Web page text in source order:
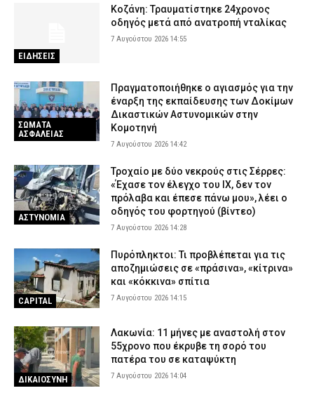
Λακωνία: Σήμερα η απολογία του 55χρονου που έκρυβε τη σορό
του πατέρα του σε καταψύκτη
ΔΙΚΑΙΟΣΥΝΗ
Κίνηση τώρα: Μεγάλες καθυστερήσεις γύρω από το λιμάνι του
Πειραιά (χάρτης)
ΕΙΔΗΣΕΙΣ 7 Αυγούστου 2026 08:37
Πυροσβέστες: «Άμεση άρση της αναστολής των αδειών και
πλήρη αποζημίωση των συναδέλφων που υπέστησαν οικονομική
ζημία»
ΣΩΜΑΤΑ ΑΣΦΑΛΕΙΑΣ 7 Αυγούστου 2026 08:24
Δύο συλλήψεις για τις φωτιές σε Σκύρο και Λακωνία –
Προκλήθηκαν από γεννήτρια και ψησταριά
ΕΙΔΗΣΕΙΣ
Κοζάνη: Τραυματίστηκε 24χρονος
οδηγός μετά από ανατροπή νταλίκας
7 Αυγούστου 2026 14:55
ΣΩΜΑΤΑ
ΑΣΦΑΛΕΙΑΣ
Πραγματοποιήθηκε ο αγιασμός για την
έναρξη της εκπαίδευσης των Δοκίμων
Δικαστικών Αστυνομικών στην
Κομοτηνή
7 Αυγούστου 2026 14:42
ΑΣΤΥΝΟΜΙΑ
Τροχαίο με δύο νεκρούς στις Σέρρες:
«Έχασε τον έλεγχο του ΙΧ, δεν τον
πρόλαβα και έπεσε πάνω μου», λέει ο
οδηγός του φορτηγού (βίντεο)
7 Αυγούστου 2026 14:28
CAPITAL
Πυρόπληκτοι: Τι προβλέπεται για τις
αποζημιώσεις σε «πράσινα», «κίτρινα»
και «κόκκινα» σπίτια
7 Αυγούστου 2026 14:15
ΔΙΚΑΙΟΣΥΝΗ
Λακωνία: 11 μήνες με αναστολή στον
55χρονο που έκρυβε τη σορό του
πατέρα του σε καταψύκτη
7 Αυγούστου 2026 14:04